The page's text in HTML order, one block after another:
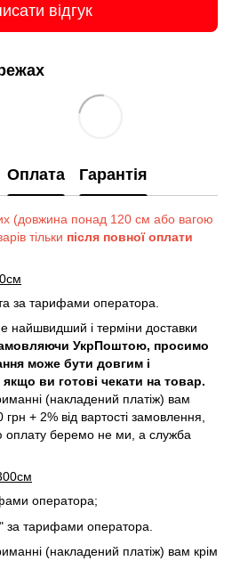
відгук
Оплата Гарантія
(довжина понад 120 см або вагою
тільки після повної оплати
за тарифами оператора.
найшвидший і терміни доставки
УкрПоштою, просимо
може бути довгим і
ви готові чекати на товар.
(накладений платіж) вам
+ 2% від вартості замовлення,
оплату беремо не ми, а служба
оператора;
тарифами оператора.
(накладений платіж) вам крім